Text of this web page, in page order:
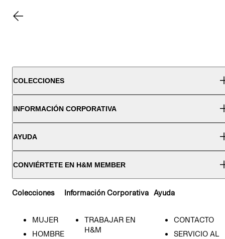
COLECCIONES
INFORMACIÓN CORPORATIVA
AYUDA
CONVIÉRTETE EN H&M MEMBER
Colecciones
MUJER
HOMBRE
Información Corporativa
TRABAJAR EN
H&M
Ayuda
CONTACTO
SERVICIO AL